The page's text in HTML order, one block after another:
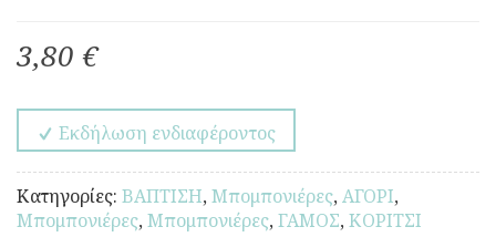
3,80 €
Εκδήλωση ενδιαφέροντος
Κατηγορίες: ΒΑΠΤΙΣΗ,Μπομπονιέρες,ΑΓΟΡΙ,
Μπομπονιέρες,Μπομπονιέρες,ΓΑΜΟΣ,ΚΟΡΙΤΣΙ